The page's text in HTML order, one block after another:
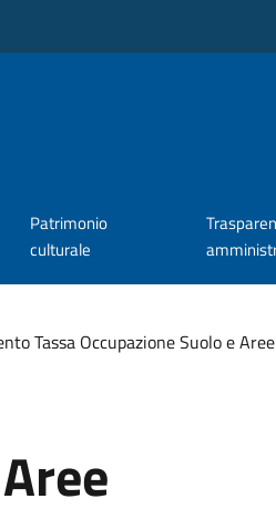
Patrimonio
culturale
Tassa Occupazione Suolo e